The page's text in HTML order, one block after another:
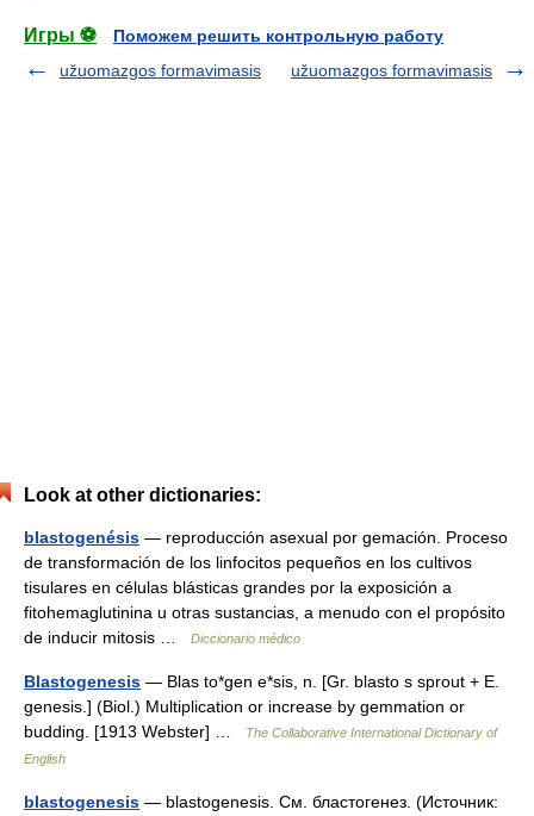
Игры ⚽
Поможем решить контрольную работу
užuomazgos formavimasis
užuomazgos formavimasis
Look at other dictionaries:
blastogenésis — reproducción asexual por gemación. Proceso
de transformación de los linfocitos pequeños en los cultivos
tisulares en células blásticas grandes por la exposición a
fitohemaglutinina u otras sustancias, a menudo con el propósito
de inducir mitosis …
Diccionario médico
Blastogenesis — Blas to*gen e*sis, n. [Gr. blasto s sprout + E.
genesis.] (Biol.) Multiplication or increase by gemmation or
budding. [1913 Webster] …
The Collaborative International Dictionary of
English
blastogenesis — blastogenesis. См. бластогенез. (Источник: